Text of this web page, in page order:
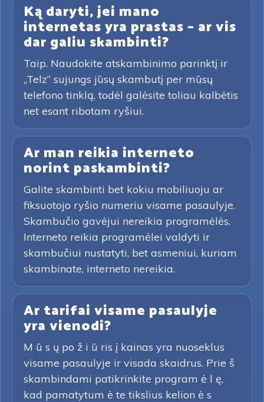
Ką daryti, jei mano
internetas yra prastas – ar vis
dar galiu skambinti?
Taip. Naudokite atskambinimo parinktį ir
„Telz“ sujungs jūsų skambutį per mūsų
telefono tinklą, todėl galėsite toliau kalbėtis
net esant ribotam ryšiui.
Ar man reikia interneto
norint paskambinti?
Galite skambinti bet kokiu mobiliuoju ar
fiksuotojo ryšio numeriu visame pasaulyje.
Skambučio gavėjui nereikia programėlės.
Interneto reikia programėlei valdyti ir
skambučiui nustatyti, bet asmeniui, kuriam
skambinate, interneto nereikia.
Ar tarifai visame pasaulyje
yra vienodi?
M ū s ų po ž i ū ris į kainas yra nuoseklus
visame pasaulyje ir visada skaidrus. Prie š
skambindami patikrinkite program ė l ę,
kad pamatytum ė te tikslius kelion ė s